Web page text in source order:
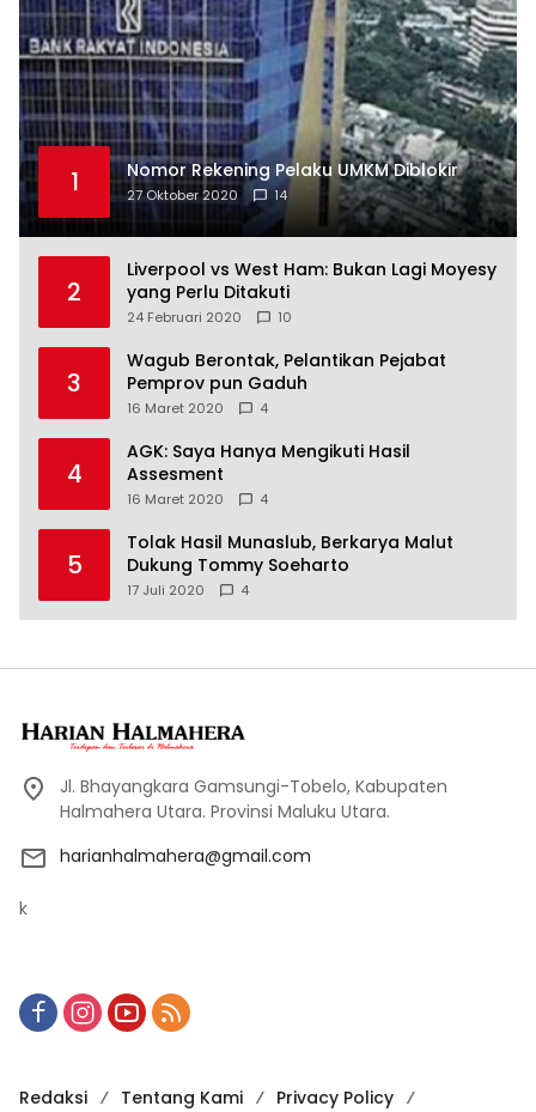
1 Nomor Rekening Pelaku UMKM Diblokir
27 Oktober 2020 14
2
Liverpool vs West Ham: Bukan Lagi Moyesy
yang Perlu Ditakuti
24 Februari 2020 10
3
Wagub Berontak, Pelantikan Pejabat
Pemprov pun Gaduh
16 Maret 2020 4
4
AGK: Saya Hanya Mengikuti Hasil
Assesment
16 Maret 2020 4
5
Tolak Hasil Munaslub, Berkarya Malut
Dukung Tommy Soeharto
17 Juli 2020 4
Jl. Bhayangkara Gamsungi-Tobelo, Kabupaten
Halmahera Utara. Provinsi Maluku Utara.
harianhalmahera@gmail.com
k
Redaksi Tentang Kami Privacy Policy